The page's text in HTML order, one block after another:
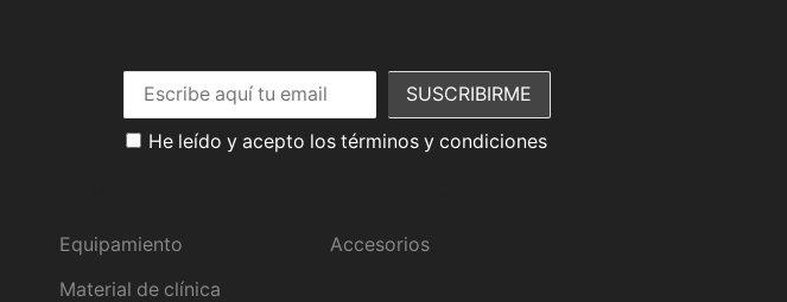
He leído y acepto los términos y condiciones
Equipamiento
Material de clínica
Accesorios